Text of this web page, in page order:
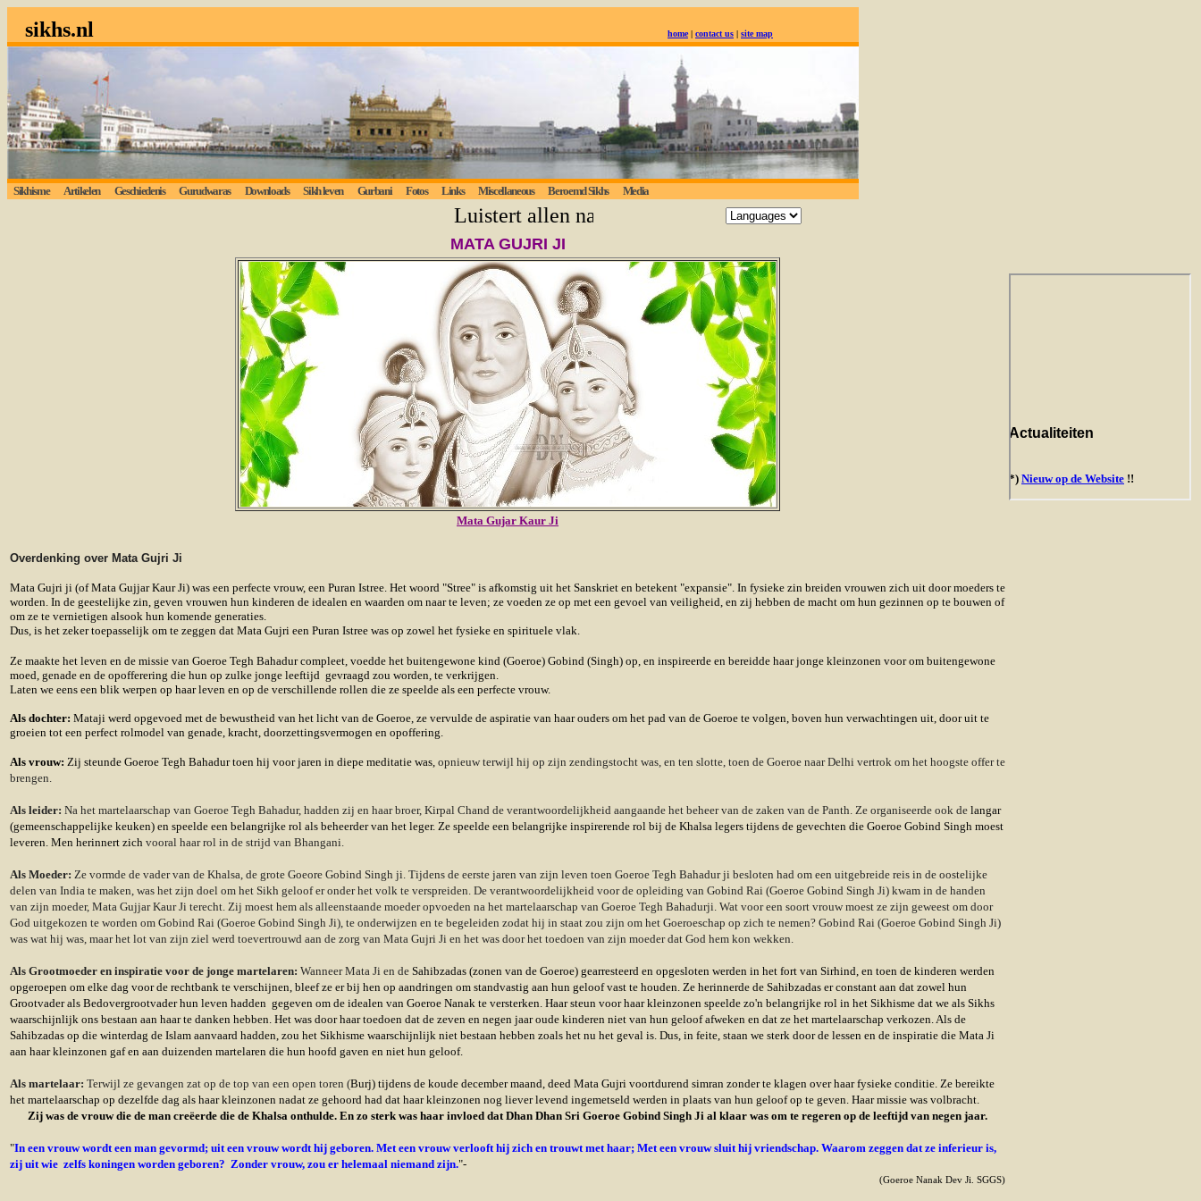
sikhs.nl home| contact us | site map
Sikhisme Artikelen Geschiedenis Gurudwaras Downloads Sikh leven Gurbani Fotos Links Miscellaneous Beroemd Sikhs Media
Luistert allen naar de eeuwige waarheid; degene die lief heeft zal God verkrijgen. -
MATA GUJRI JI
Mata Gujar Kaur Ji
Overdenking over Mata Gujri Ji
Mata Gujri ji (of Mata Gujjar Kaur Ji) was een perfecte vrouw, een Puran Istree. Het woord "Stree" is afkomstig uit het Sanskriet en betekent "expansie". In fysieke zin breiden vrouwen zich uit door moeders te
worden. In de geestelijke zin, geven vrouwen hun kinderen de idealen en waarden om naar te leven; ze voeden ze op met een gevoel van veiligheid, en zij hebben de macht om hun gezinnen op te bouwen of
om ze te vernietigen alsook hun komende generaties.
Dus, is het zeker toepasselijk om te zeggen dat Mata Gujri een Puran Istree was op zowel het fysieke en spirituele vlak.
Ze maakte het leven en de missie van Goeroe Tegh Bahadur compleet, voedde het buitengewone kind (Goeroe) Gobind (Singh) op, en inspireerde en bereidde haar jonge kleinzonen voor om buitengewone
moed, genade en de opofferering die hun op zulke jonge leeftijd gevraagd zou worden, te verkrijgen.
Laten we eens een blik werpen op haar leven en op de verschillende rollen die ze speelde als een perfecte vrouw.
Als dochter: Mataji werd opgevoed met de bewustheid van het licht van de Goeroe, ze vervulde de aspiratie van haar ouders om het pad van de Goeroe te volgen, boven hun verwachtingen uit, door uit te
groeien tot een perfect rolmodel van genade, kracht, doorzettingsvermogen en opoffering.
Als vrouw: Zij steunde Goeroe Tegh Bahadur toen hij voor jaren in diepe meditatie was, opnieuw terwijl hij op zijn zendingstocht was, en ten slotte, toen de Goeroe naar Delhi vertrok om het hoogste offer te
brengen.
Als leider: Na het martelaarschap van Goeroe Tegh Bahadur, hadden zij en haar broer, Kirpal Chand de verantwoordelijkheid aangaande het beheer van de zaken van de Panth. Ze organiseerde ook de langar
(gemeenschappelijke keuken) en speelde een belangrijke rol als beheerder van het leger. Ze speelde een belangrijke inspirerende rol bij de Khalsa legers tijdens de gevechten die Goeroe Gobind Singh moest
leveren. Men herinnert zich vooral haar rol in de strijd van Bhangani.
Als Moeder: Ze vormde de vader van de Khalsa, de grote Goeore Gobind Singh ji. Tijdens de eerste jaren van zijn leven toen Goeroe Tegh Bahadur ji besloten had om een uitgebreide reis in de oostelijke
delen van India te maken, was het zijn doel om het Sikh geloof er onder het volk te verspreiden. De verantwoordelijkheid voor de opleiding van Gobind Rai (Goeroe Gobind Singh Ji) kwam in de handen
van zijn moeder, Mata Gujjar Kaur Ji terecht. Zij moest hem als alleenstaande moeder opvoeden na het martelaarschap van Goeroe Tegh Bahadurji. Wat voor een soort vrouw moest ze zijn geweest om door
God uitgekozen te worden om Gobind Rai (Goeroe Gobind Singh Ji), te onderwijzen en te begeleiden zodat hij in staat zou zijn om het Goeroeschap op zich te nemen? Gobind Rai (Goeroe Gobind Singh Ji)
was wat hij was, maar het lot van zijn ziel werd toevertrouwd aan de zorg van Mata Gujri Ji en het was door het toedoen van zijn moeder dat God hem kon wekken.
Als Grootmoeder en inspiratie voor de jonge martelaren: Wanneer Mata Ji en de Sahibzadas (zonen van de Goeroe) gearresteerd en opgesloten werden in het fort van Sirhind, en toen de kinderen werden
opgeroepen om elke dag voor de rechtbank te verschijnen, bleef ze er bij hen op aandringen om standvastig aan hun geloof vast te houden. Ze herinnerde de Sahibzadas er constant aan dat zowel hun
Grootvader als Bedovergrootvader hun leven hadden gegeven om de idealen van Goeroe Nanak te versterken. Haar steun voor haar kleinzonen speelde zo'n belangrijke rol in het Sikhisme dat we als Sikhs
waarschijnlijk ons bestaan aan haar te danken hebben. Het was door haar toedoen dat de zeven en negen jaar oude kinderen niet van hun geloof afweken en dat ze het martelaarschap verkozen. Als de
Sahibzadas op die winterdag de Islam aanvaard hadden, zou het Sikhisme waarschijnlijk niet bestaan hebben zoals het nu het geval is. Dus, in feite, staan ​​we sterk door de lessen en de inspiratie die Mata Ji
aan haar kleinzonen gaf en aan duizenden martelaren die hun hoofd gaven en niet hun geloof.
Als martelaar: Terwijl ze gevangen zat op de top van een open toren (Burj) tijdens de koude december maand, deed Mata Gujri voortdurend simran zonder te klagen over haar fysieke conditie. Ze bereikte
het martelaarschap op dezelfde dag als haar kleinzonen nadat ze gehoord had dat haar kleinzonen nog liever levend ingemetseld werden in plaats van hun geloof op te geven. Haar missie was volbracht.
Zij was de vrouw die de man creëerde die de Khalsa onthulde. En zo sterk was haar invloed dat Dhan Dhan Sri Goeroe Gobind Singh Ji al klaar was om te regeren op de leeftijd van negen jaar.
"In een vrouw wordt een man gevormd; uit een vrouw wordt hij geboren. Met een vrouw verlooft hij zich en trouwt met haar; Met een vrouw sluit hij vriendschap. Waarom zeggen dat ze inferieur is,
zij uit wie zelfs koningen worden geboren? Zonder vrouw, zou er helemaal niemand zijn."-
(Goeroe Nanak Dev Ji. SGGS)